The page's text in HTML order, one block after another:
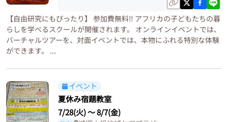
【自由研究にもぴったり】 参加費無料‼️ アフリカの子どもたちの暮
らしを学べるスクールが開催されます。 オンラインイベントでは、
バーチャルツアーを、対面イベントでは、本物にふれる特別な体験
ができます。 ...
イベント
夏休み宿題教室
7/28(火)〜8/7(金)